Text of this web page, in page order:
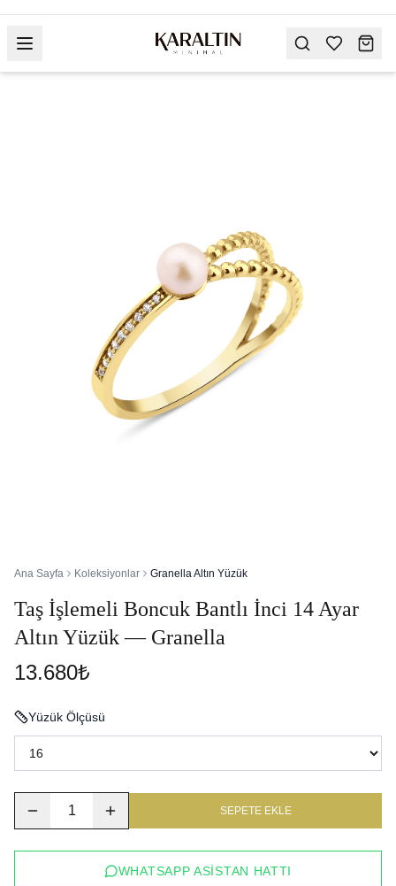
Ana Sayfa Koleksiyonlar Granella Altın Yüzük
Taş İşlemeli Boncuk Bantlı İnci 14 Ayar
Altın Yüzük — Granella
13.680₺
Yüzük Ölçüsü
1 SEPETE EKLE
WHATSAPP ASISTAN HATTI